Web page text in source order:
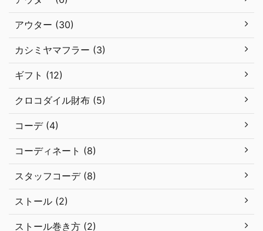
アウター (30)
カシミヤマフラー (3)
ギフト (12)
クロコダイル財布 (5)
コーデ (4)
コーディネート (8)
スタッフコーデ (8)
ストール (2)
ストール巻き方 (2)